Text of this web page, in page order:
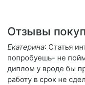
Отзывы
Екатерина: Статья
попробуешь- не
диплом у вроде бы
работу в срок не